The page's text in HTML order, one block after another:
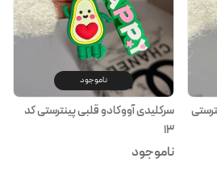
ناموجود
سرکلیدی آووکادو قلبی پینترستی کد
۱۳
ناموجود